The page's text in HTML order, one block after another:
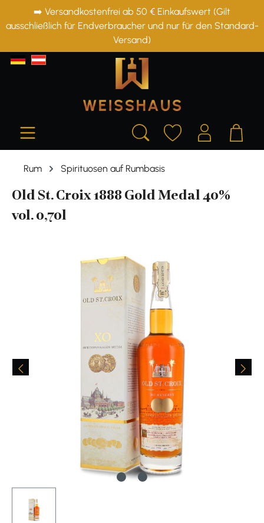
springen
➡️ Versandkostenfrei ab 50 € Einkaufswert (Gilt
ausschließlich für Endverbraucher und nur für den Standard-
Versand)
Rum Spirituosen auf Rumbasis
Old St. Croix 1888 Gold Medal 40%
vol. 0,70l